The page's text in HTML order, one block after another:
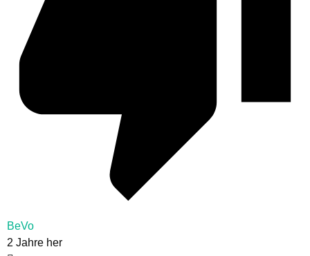
BeVo
2 Jahre her